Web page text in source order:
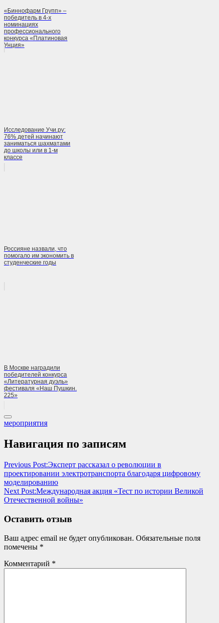
«Биннофарм Групп» –
победитель в 4-х
номинациях
профессионального
конкурса «Платиновая
Унция»
Исследование Учи.ру:
76% детей начинают
заниматься шахматами
до школы или в 1-м
классе
Россияне назвали, что
помогало им экономить в
студенческие годы
В Москве наградили
победителей конкурса
«Литературная дуэль»
фестиваля «Наш Пушкин.
225»
мероприятия
Навигация по записям
Previous Post:Эксперт рассказал о революции в
проектировании электротранспорта благодаря цифровому
моделированию
Next Post:Международная акция «Тест по истории Великой
Отечественной войны»
Оставить отзыв
Ваш адрес email не будет опубликован. Обязательные поля
помечены *
Комментарий *